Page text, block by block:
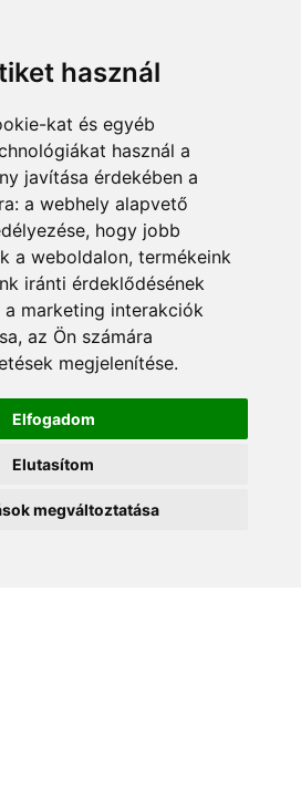
használ
kat és egyéb
használ a
javítása érdekében a
a webhely alapvető
, hogy jobb
a weboldalon, termékeink
iránti érdeklődésének
a marketing interakciók
, az Ön számára
megjelenítése.
Elfogadom
Elutasítom
megváltoztatása